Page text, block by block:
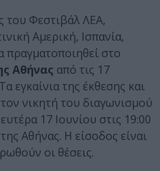
του Φεστιβάλ ΛΕΑ,
Αμερική, Ισπανία,
πραγματοποιηθεί στο
Αθήνας από τις 17
εγκαίνια της έκθεσης και
νικητή του διαγωνισμού
17 Ιουνίου στις 19:00
Αθήνας. Η είσοδος είναι
οι θέσεις.